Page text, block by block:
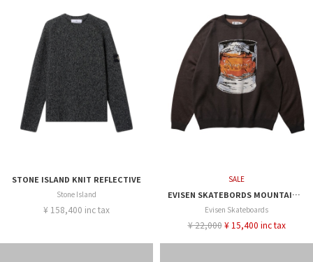
STONE ISLAND KNIT REFLECTIVE
Stone Island
¥ 158,400 inc tax
SALE
EVISEN SKATEBORDS MOUNTAIN HIGH JACQUARD
Evisen Skateboards
¥ 22,000 ¥ 15,400 inc tax